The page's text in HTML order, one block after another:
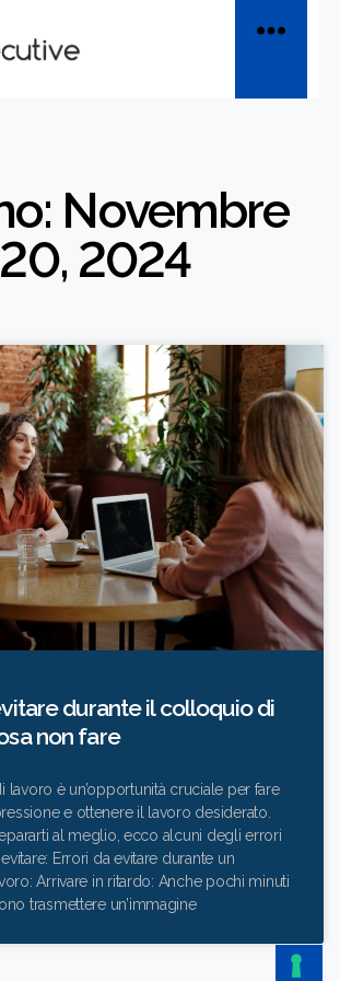
Novembre
20, 2024
durante il colloquio di
non fare
è un’opportunità cruciale per fare
e ottenere il lavoro desiderato.
al meglio, ecco alcuni degli errori
Errori da evitare durante un
Arrivare in ritardo: Anche pochi minuti
trasmettere un’immagine